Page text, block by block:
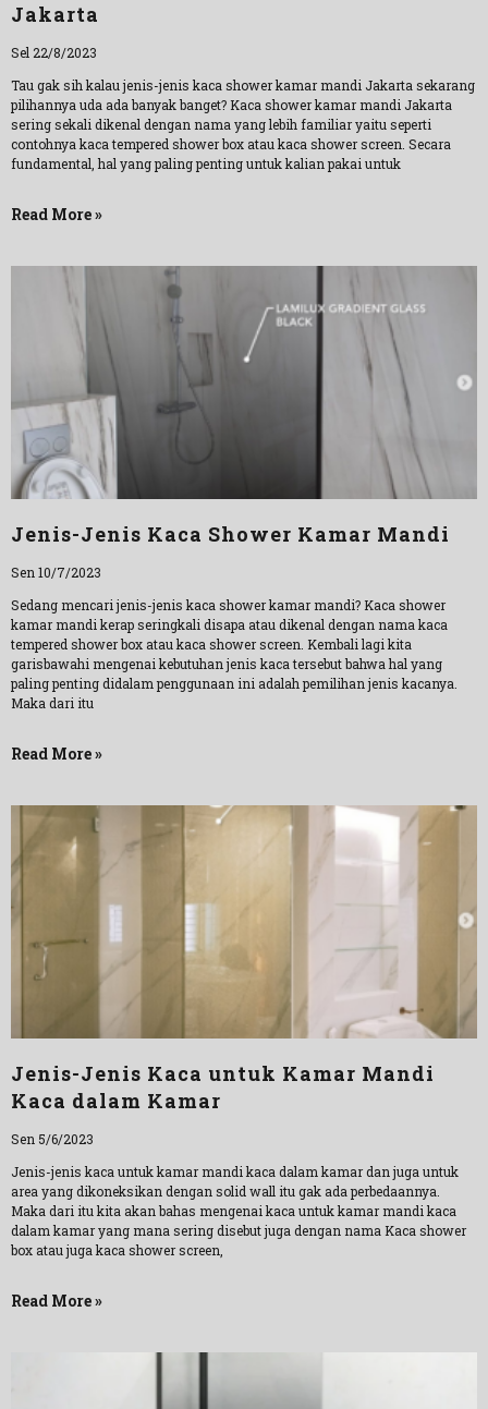
Jakarta
Sel 22/8/2023
Tau gak sih kalau jenis-jenis kaca shower kamar mandi Jakarta sekarang
pilihannya uda ada banyak banget? Kaca shower kamar mandi Jakarta
sering sekali dikenal dengan nama yang lebih familiar yaitu seperti
contohnya kaca tempered shower box atau kaca shower screen. Secara
fundamental, hal yang paling penting untuk kalian pakai untuk
Read More »
Jenis-Jenis Kaca Shower Kamar Mandi
Sen 10/7/2023
Sedang mencari jenis-jenis kaca shower kamar mandi? Kaca shower
kamar mandi kerap seringkali disapa atau dikenal dengan nama kaca
tempered shower box atau kaca shower screen. Kembali lagi kita
garisbawahi mengenai kebutuhan jenis kaca tersebut bahwa hal yang
paling penting didalam penggunaan ini adalah pemilihan jenis kacanya.
Maka dari itu
Read More »
Jenis-Jenis Kaca untuk Kamar Mandi
Kaca dalam Kamar
Sen 5/6/2023
Jenis-jenis kaca untuk kamar mandi kaca dalam kamar dan juga untuk
area yang dikoneksikan dengan solid wall itu gak ada perbedaannya.
Maka dari itu kita akan bahas mengenai kaca untuk kamar mandi kaca
dalam kamar yang mana sering disebut juga dengan nama Kaca shower
box atau juga kaca shower screen,
Read More »